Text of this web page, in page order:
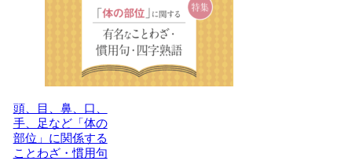
頭、目、鼻、口、
手、足など「体の
部位」に関係する
ことわざ・慣用句